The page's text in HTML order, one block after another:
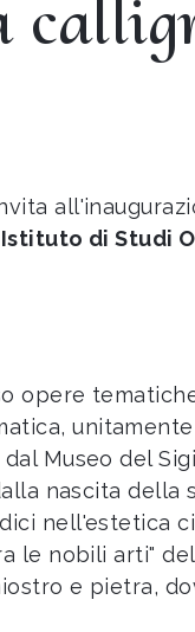
Istituto di Studi
opere
Museo del
nascita della
nell'estetica
le nobili arti"
e pietra,